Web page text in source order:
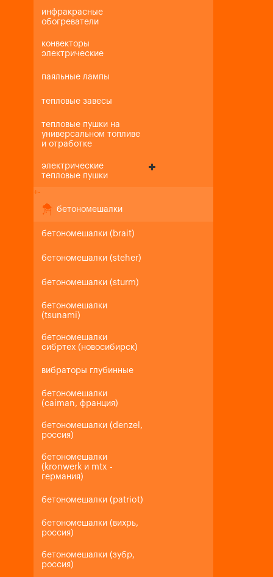
инфракрасные
обогреватели
конвекторы
электрические
паяльные лампы
тепловые завесы
тепловые пушки на
универсальном топливе
и отработке
электрические
тепловые пушки
+-
бетономешалки
бетономешалки (brait)
бетономешалки (steher)
бетономешалки (sturm)
бетономешалки
(tsunami)
бетономешалки
сибртех (новосибирск)
вибраторы глубинные
бетономешалки
(caiman, франция)
бетономешалки (denzel,
россия)
бетономешалки
(kronwerk и mtx -
германия)
бетономешалки (patriot)
бетономешалки (вихрь,
россия)
бетономешалки (зубр,
россия)